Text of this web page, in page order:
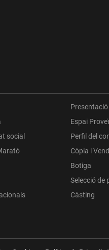
social
Espai
Perfil del
Còpia i
Botiga
Selecció de
Càsting